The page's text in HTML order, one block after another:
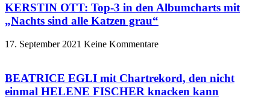
KERSTIN OTT: Top-3 in den Albumcharts mit
„Nachts sind alle Katzen grau“
17. September 2021 Keine Kommentare
BEATRICE EGLI mit Chartrekord, den nicht
einmal HELENE FISCHER knacken kann